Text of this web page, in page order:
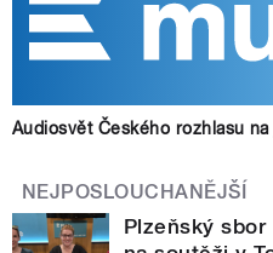
Audiosvět Českého rozhlasu
NEJPOSLOUCHANĚJŠÍ
Plzeňský